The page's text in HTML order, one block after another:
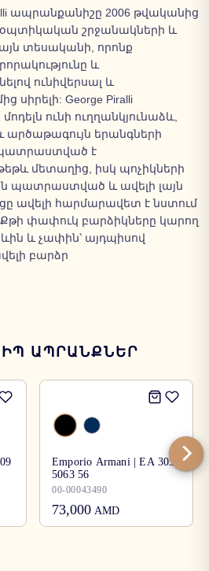
ապրանքանիշը 2006 թվականից
օպտիկական շրջանակների և
տեսականի, որոնք
և
ունիվերսալ և
սիրելի: George Piralli
ունի ուղղանկյունաձև,
արծաթագույն երանգների
պատրաստված է
մետաղից, իսկ պոչիկների
պատրաստված և ավելի լայն
ավելի հարմարավետ է նստում
փափուկ բարձիկները կարող
և չափին՝ այդպիսով
բարձր
ԱՊՐԱՆՔՆԵՐ
Emporio Armani | EA 3038
5063 56
00-00043490
73,000 AMD